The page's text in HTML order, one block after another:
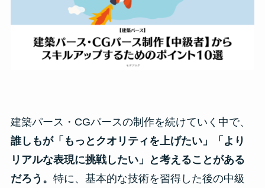
建築パース・CGパースの制作を続けていく中で、
誰しもが「もっとクオリティを上げたい」「より
リアルな表現に挑戦したい」と考えることがある
だろう。 特に、基本的な技術を習得した後の中級